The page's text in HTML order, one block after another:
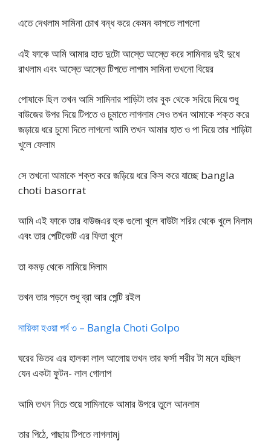
এতে দেখলাম সামিনা চোখ বন্ধ করে কেমন কাপতে লাগলো
এই ফাকে আমি আমার হাত দুটো আস্তে আস্তে করে সামিনার দুই দুধে
রাখলাম এবং আস্তে আস্তে টিপতে লাগাম সামিনা তখনো বিয়ের
পোষাকে ছিল তখন আমি সামিনার শাড়িটা তার বুক থেকে সরিয়ে দিয়ে শুধু
বাউজের উপর দিয়ে টিপতে ও চুমাতে লাগলাম সেও তখন আমাকে শক্ত করে
জড়ায়ে ধরে চুমো দিতে লাগলো আমি তখন আমার হাত ও পা দিয়ে তার শাড়িটা
খুলে ফেলাম
সে তখনো আমাকে শক্ত করে জড়িয়ে ধরে কিস করে যাচ্ছে bangla
choti basorrat
আমি এই ফাকে তার বাউজএর হুক গুলো খুলে বাউটা শরির থেকে খুলে নিলাম
এবং তার পেটিকোট এর ফিতা খুলে
তা কমড় থেকে নামিয়ে দিলাম
তখন তার পড়নে শুধু ব্রা আর পেন্টি রইল
নায়িকা হওয়া পর্ব ৩ – Bangla Choti Golpo
ঘরের ভিতর এর হালকা লাল আলোয় তখন তার ফর্সা শরীর টা মনে হচ্ছিল
যেন একটা ফুটন- লাল গোলাপ
আমি তখন নিচে শুয়ে সামিনাকে আমার উপরে তুলে আনলাম
তার পিঠে, পাছায় টিপতে লাগলাম্j